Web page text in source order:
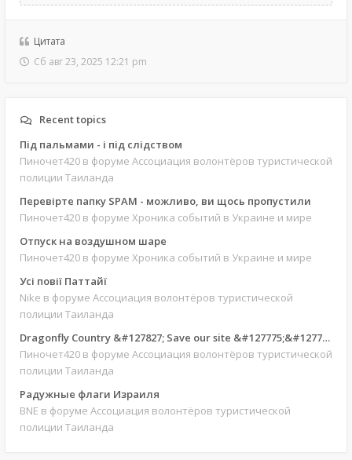
Цитата
Сб авг 23, 2025 12:21 pm
Recent topics
Під пальмами - і під слідством
Пиночет420 в форуме Ассоциация волонтёров туристической
полиции Таиланда
Перевірте папку SPAM - можливо, ви щось пропустили
Пиночет420 в форуме Хроника событий в Украине и мире
Отпуск на воздушном шаре
Пиночет420 в форуме Хроника событий в Украине и мире
Усі повії Паттайї
Nike в форуме Ассоциация волонтёров туристической
полиции Таиланда
Dragonfly Country &#127827; Save our site &#127775;&#127769;
Пиночет420 в форуме Ассоциация волонтёров туристической
полиции Таиланда
Радужные флаги Израиля
BNE в форуме Ассоциация волонтёров туристической
полиции Таиланда